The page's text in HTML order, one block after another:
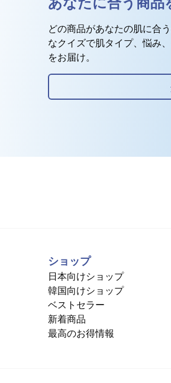
どの商品があなたの肌に合
なクイズで肌タイプ、悩み
をお届け。
ショップ
日本向けショップ
韓国向けショップ
ベストセラー
新着商品
最高のお得情報